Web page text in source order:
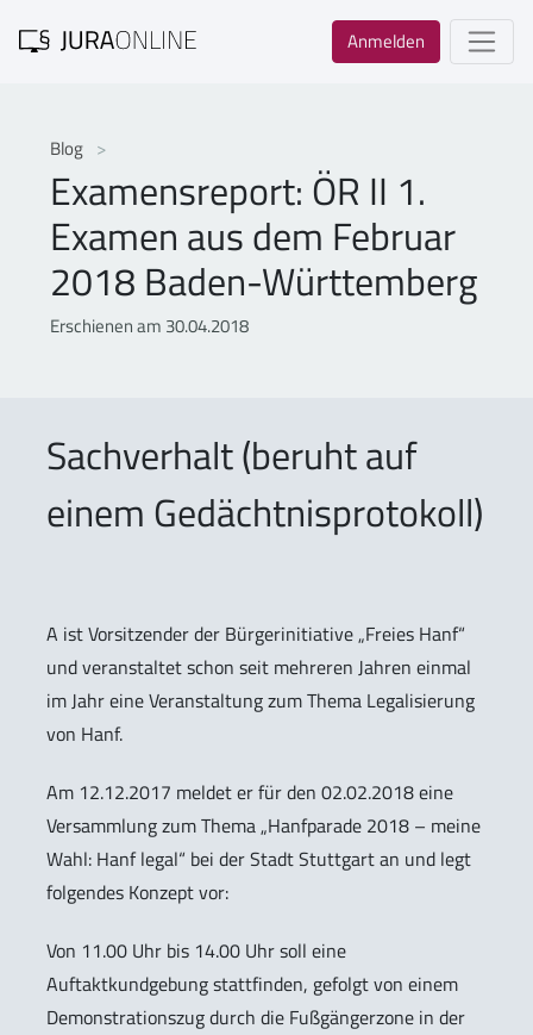
Anmelden
Blog
Examensreport: ÖR II 1.
Examen aus dem Februar
2018 Baden-Württemberg
Erschienen am 30.04.2018
Sachverhalt (beruht auf
einem Gedächtnisprotokoll)
A ist Vorsitzender der Bürgerinitiative „Freies Hanf“
und veranstaltet schon seit mehreren Jahren einmal
im Jahr eine Veranstaltung zum Thema Legalisierung
von Hanf.
Am 12.12.2017 meldet er für den 02.02.2018 eine
Versammlung zum Thema „Hanfparade 2018 – meine
Wahl: Hanf legal“ bei der Stadt Stuttgart an und legt
folgendes Konzept vor:
Von 11.00 Uhr bis 14.00 Uhr soll eine
Auftaktkundgebung stattfinden, gefolgt von einem
Demonstrationszug durch die Fußgängerzone in der